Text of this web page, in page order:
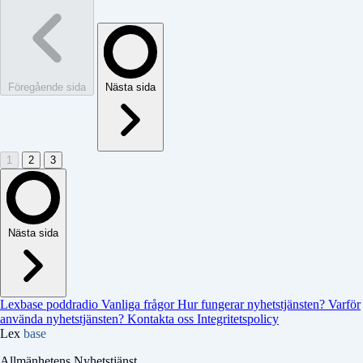
Föregående sida Nästa sida
1 2 3
Nästa sida
Lexbase poddradio Vanliga frågorHur fungerar nyhetstjänsten? Varför
använda nyhetstjänsten? Kontakta oss Integritetspolicy
Lex base